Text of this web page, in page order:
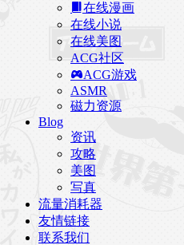
在线漫画
在线小说
在线美图
ACG社区
ACG游戏
ASMR
磁力资源
Blog
资讯
攻略
美图
写真
流量消耗器
友情链接
联系我们